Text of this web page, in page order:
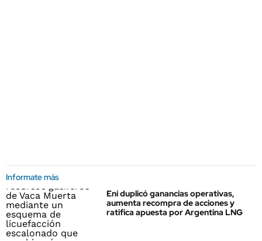
Informate más
Eni duplicó ganancias operativas,
aumenta recompra de acciones y
ratifica apuesta por Argentina LNG